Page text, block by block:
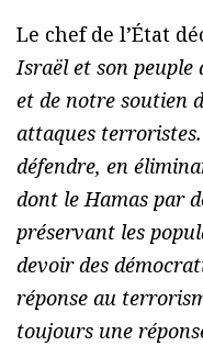
Le chef de l’État
Israël et son
et de notre soutien
attaques
défendre, en
dont le Hamas par
préservant les
devoir des
réponse au
toujours une